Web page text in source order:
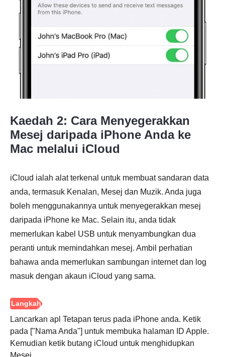
Kaedah 2: Cara Menyegerakkan
Mesej daripada iPhone Anda ke
Mac melalui iCloud
iCloud ialah alat terkenal untuk membuat sandaran data
anda, termasuk Kenalan, Mesej dan Muzik. Anda juga
boleh menggunakannya untuk menyegerakkan mesej
daripada iPhone ke Mac. Selain itu, anda tidak
memerlukan kabel USB untuk menyambungkan dua
peranti untuk memindahkan mesej. Ambil perhatian
bahawa anda memerlukan sambungan internet dan log
masuk dengan akaun iCloud yang sama.
Lancarkan apl Tetapan terus pada iPhone anda. Ketik
pada ["Nama Anda"] untuk membuka halaman ID Apple.
Kemudian ketik butang iCloud untuk menghidupkan